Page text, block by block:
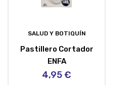
SALUD Y BOTIQUÍN
Pastillero Cortador
ENFA
Precio
4,95 €